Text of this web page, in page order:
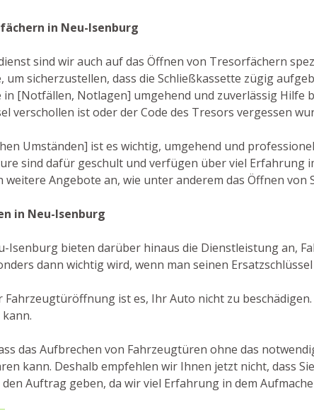
in Neu-Isenburg
sind wir auch auf das Öffnen von Tresorfächern
um sicherzustellen, dass die Schließkassette zügig
[Notfällen, Notlagen] umgehend und zuverlässig Hilfe
verschollen ist oder der Code des Tresors vergessen
Umständen] ist es wichtig, umgehend und
sind dafür geschult und verfügen über viel Erfahrung
Angebote an, wie unter anderem das Öffnen von
in Neu-Isenburg
Isenburg bieten darüber hinaus die Dienstleistung an,
dann wichtig wird, wenn man seinen
Fahrzeugtüröffnung ist es, Ihr Auto nicht zu
das Aufbrechen von Fahrzeugtüren ohne das
kann. Deshalb empfehlen wir Ihnen jetzt nicht, dass
Auftrag geben, da wir viel Erfahrung in dem